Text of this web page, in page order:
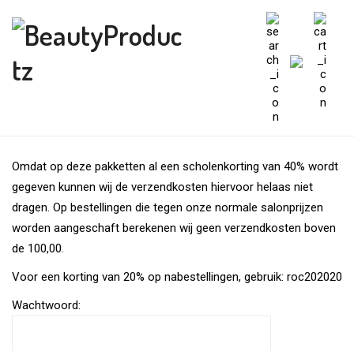
Omdat op deze pakketten al een scholenkorting van 40% wordt
gegeven kunnen wij de verzendkosten hiervoor helaas niet
dragen. Op bestellingen die tegen onze normale salonprijzen
worden aangeschaft berekenen wij geen verzendkosten boven
de 100,00.
Voor een korting van 20% op nabestellingen, gebruik: roc202020
Wachtwoord: